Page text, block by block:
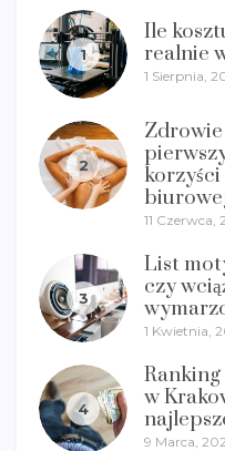
1
Ile
realnie
1 Sierpnia,
2
11 Czerwca,
3
List
czy
1 Kwietnia,
4
w
9 Marca,